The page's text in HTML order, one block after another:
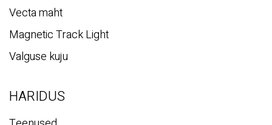
Vecta maht
Magnetic Track Light
Valguse kuju
HARIDUS